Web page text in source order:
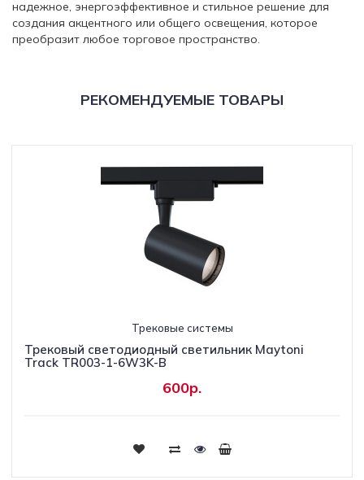
надежное, энергоэффективное и стильное решение для
создания акцентного или общего освещения, которое
преобразит любое торговое пространство.
РЕКОМЕНДУЕМЫЕ ТОВАРЫ
Трековые системы
Трековый светодиодный светильник Maytoni
Track TR003-1-6W3K-B
600р.